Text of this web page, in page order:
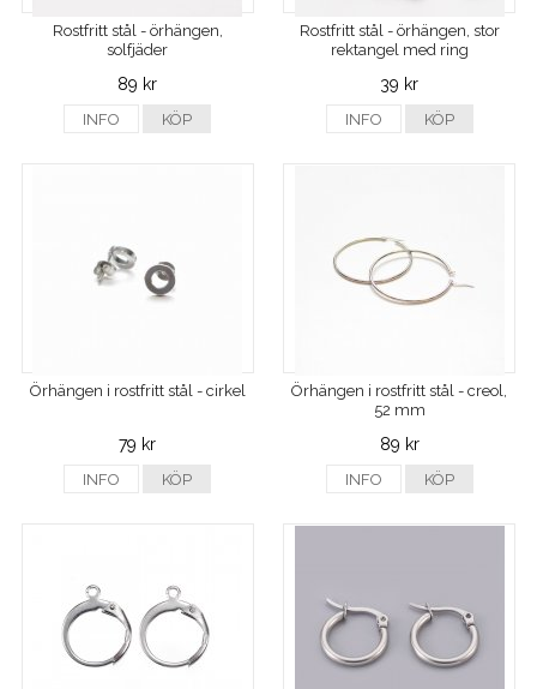
Rostfritt stål - örhängen,
solfjäder
89 kr
INFO KÖP
Rostfritt stål - örhängen, stor
rektangel med ring
39 kr
INFO KÖP
Örhängen i rostfritt stål - cirkel
79 kr
INFO KÖP
Örhängen i rostfritt stål - creol,
52 mm
89 kr
INFO KÖP